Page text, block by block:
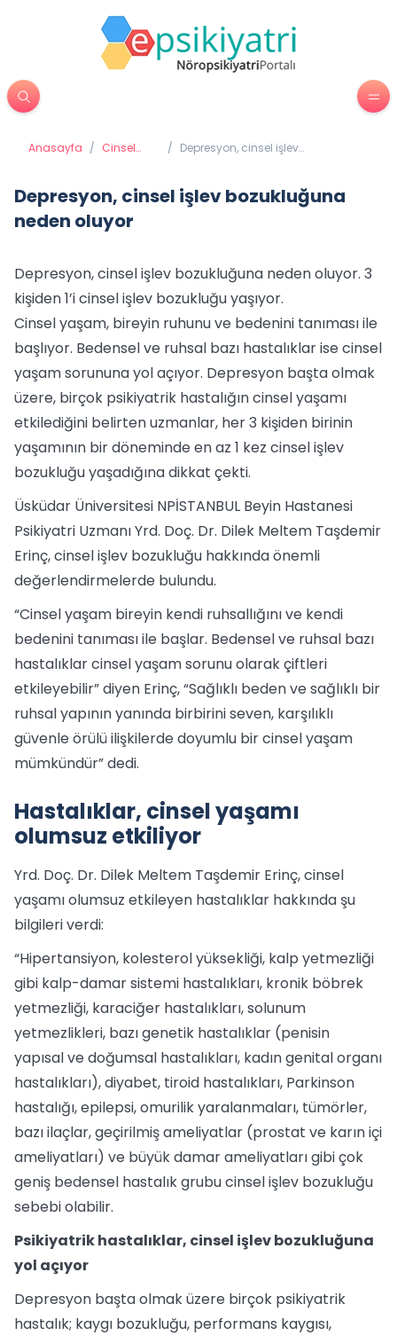
Anasayfa / Cinsel
/ Depresyon, cinsel işlev
Depresyon, cinsel işlev bozukluğuna
neden oluyor
Depresyon, cinsel işlev bozukluğuna neden oluyor. 3
kişiden 1’i cinsel işlev bozukluğu yaşıyor.
Cinsel yaşam, bireyin ruhunu ve bedenini tanıması ile
başlıyor. Bedensel ve ruhsal bazı hastalıklar ise cinsel
yaşam sorununa yol açıyor. Depresyon başta olmak
üzere, birçok psikiyatrik hastalığın cinsel yaşamı
etkilediğini belirten uzmanlar, her 3 kişiden birinin
yaşamının bir döneminde en az 1 kez cinsel işlev
bozukluğu yaşadığına dikkat çekti.
Üsküdar Üniversitesi NPİSTANBUL Beyin Hastanesi
Psikiyatri Uzmanı Yrd. Doç. Dr. Dilek Meltem Taşdemir
Erinç, cinsel işlev bozukluğu hakkında önemli
değerlendirmelerde bulundu.
“Cinsel yaşam bireyin kendi ruhsallığını ve kendi
bedenini tanıması ile başlar. Bedensel ve ruhsal bazı
hastalıklar cinsel yaşam sorunu olarak çiftleri
etkileyebilir” diyen Erinç, “Sağlıklı beden ve sağlıklı bir
ruhsal yapının yanında birbirini seven, karşılıklı
güvenle örülü ilişkilerde doyumlu bir cinsel yaşam
mümkündür” dedi.
Hastalıklar, cinsel yaşamı
olumsuz etkiliyor
Yrd. Doç. Dr. Dilek Meltem Taşdemir Erinç, cinsel
yaşamı olumsuz etkileyen hastalıklar hakkında şu
bilgileri verdi:
“Hipertansiyon, kolesterol yüksekliği, kalp yetmezliği
gibi kalp-damar sistemi hastalıkları, kronik böbrek
yetmezliği, karaciğer hastalıkları, solunum
yetmezlikleri, bazı genetik hastalıklar (penisin
yapısal ve doğumsal hastalıkları, kadın genital organı
hastalıkları), diyabet, tiroid hastalıkları, Parkinson
hastalığı, epilepsi, omurilik yaralanmaları, tümörler,
bazı ilaçlar, geçirilmiş ameliyatlar (prostat ve karın içi
ameliyatları) ve büyük damar ameliyatları gibi çok
geniş bedensel hastalık grubu cinsel işlev bozukluğu
sebebi olabilir.
Psikiyatrik hastalıklar, cinsel işlev bozukluğuna
yol açıyor
Depresyon başta olmak üzere birçok psikiyatrik
hastalık; kaygı bozukluğu, performans kaygısı,